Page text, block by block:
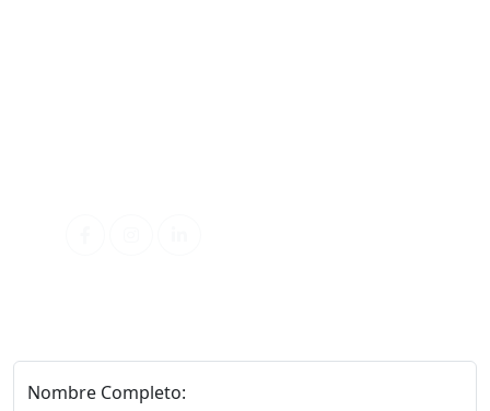
Nombre Completo: